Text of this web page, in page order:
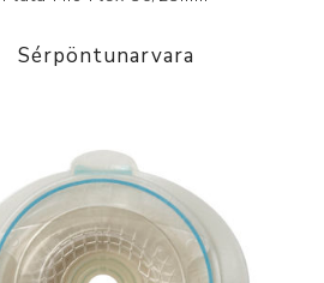
Sérpöntunarvara